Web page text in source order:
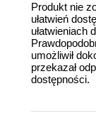
Produkt nie
ułatwień
ułatwieniach
umożliwił
przekazał
dostępności.